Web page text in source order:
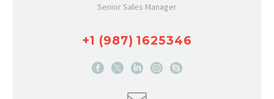
Senior Sales Manager
+1 (987) 1625346